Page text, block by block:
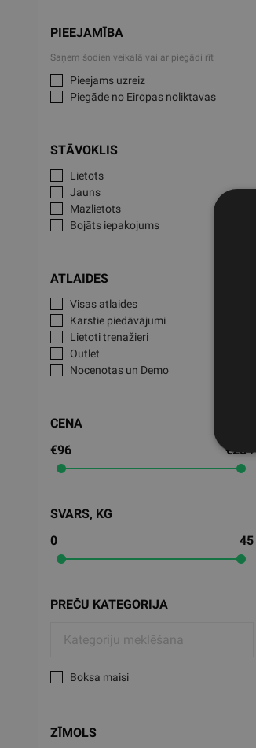
PIEEJAMĪBA
Saņem šodien veikalā vai ar piegādi rīt
Pieejams uzreiz
Piegāde no Eiropas noliktavas
STĀVOKLIS
Lietots
Jauns
Mazlietots
Bojāts iepakojums
ATLAIDES
Visas atlaides
Karstie piedāvājumi
Lietoti trenažieri
Outlet
Nocenotas un Demo
CENA
€96
€284
SVARS, KG
0
45
PREČU KATEGORIJA
Boksa maisi
ZĪMOLS